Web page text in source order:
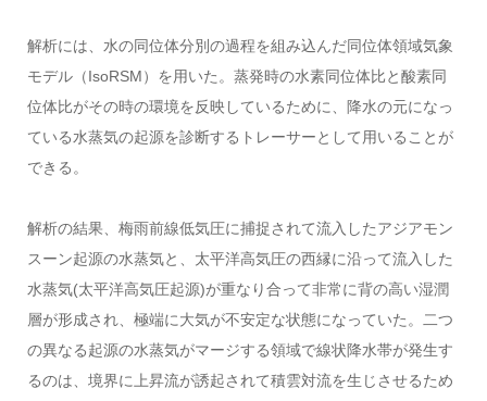
解析には、水の同位体分別の過程を組み込んだ同位体領域気象
モデル（IsoRSM）を用いた。蒸発時の水素同位体比と酸素同
位体比がその時の環境を反映しているために、降水の元になっ
ている水蒸気の起源を診断するトレーサーとして用いることが
できる。
解析の結果、梅雨前線低気圧に捕捉されて流入したアジアモン
スーン起源の水蒸気と、太平洋高気圧の西縁に沿って流入した
水蒸気(太平洋高気圧起源)が重なり合って非常に背の高い湿潤
層が形成され、極端に大気が不安定な状態になっていた。二つ
の異なる起源の水蒸気がマージする領域で線状降水帯が発生す
るのは、境界に上昇流が誘起されて積雲対流を生じさせるため